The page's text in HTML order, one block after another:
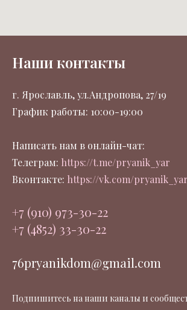
Наши контакты
г. Ярославль, ул.Андропова, 27/19
График работы: 10:00-19:00
Написать нам в онлайн-чат:
Телеграм: https://t.me/pryanik_yar
Вконтакте: https://vk.com/pryanik_yar
+7 (910) 973-30-22
+7 (4852) 33-30-22
76pryanikdom@gmail.com
Подпишитесь на наши каналы и